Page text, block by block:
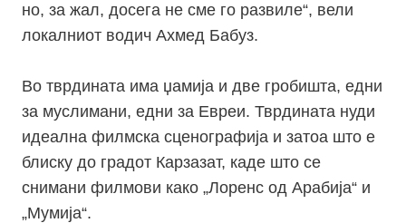
но, за жал, досега не сме го развиле“, вели
локалниот водич Ахмед Бабуз.
Во тврдината има џамија и две гробишта, едни
за муслимани, едни за Евреи. Тврдината нуди
идеална филмска сценографија и затоа што е
блиску до градот Карзазат, каде што се
снимани филмови како „Лоренс од Арабија“ и
„Мумија“.